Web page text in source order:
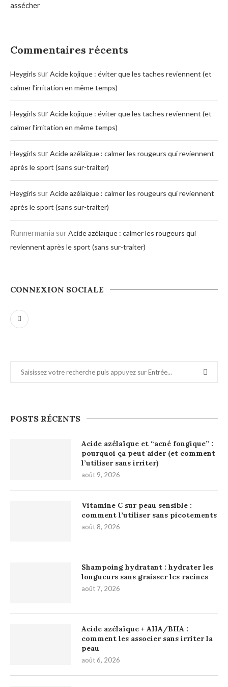
assécher
Commentaires récents
Heygirls surAcide kojique : éviter que les taches reviennent (et
calmer l’irritation en même temps)
Heygirls surAcide kojique : éviter que les taches reviennent (et
calmer l’irritation en même temps)
Heygirls surAcide azélaïque : calmer les rougeurs qui reviennent
après le sport (sans sur-traiter)
Heygirls surAcide azélaïque : calmer les rougeurs qui reviennent
après le sport (sans sur-traiter)
Runnermania surAcide azélaïque : calmer les rougeurs qui
reviennent après le sport (sans sur-traiter)
CONNEXION SOCIALE
POSTS RÉCENTS
Acide azélaïque et “acné fongique” :
pourquoi ça peut aider (et comment
l’utiliser sans irriter)
août 9, 2026
Vitamine C sur peau sensible :
comment l’utiliser sans picotements
août 8, 2026
Shampoing hydratant : hydrater les
longueurs sans graisser les racines
août 7, 2026
Acide azélaïque + AHA/BHA :
comment les associer sans irriter la
peau
août 6, 2026